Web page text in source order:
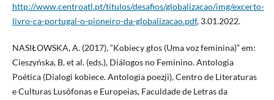
http://www.centroatl.pt/titulos/desafios/globalizacao/img/excerto-
livro-ca-portugal-o-pioneiro-da-globalizacao.pdf, 3.01.2022.
NASIŁOWSKA, A. (2017), “Kobiecy głos (Uma voz feminina)” em:
Cieszyńska, B. et al. (eds.), Diálogos no Feminino. Antologia
Poética (Dialogi kobiece. Antologia poezji), Centro de Literaturas
e Culturas Lusófonas e Europeias, Faculdade de Letras da